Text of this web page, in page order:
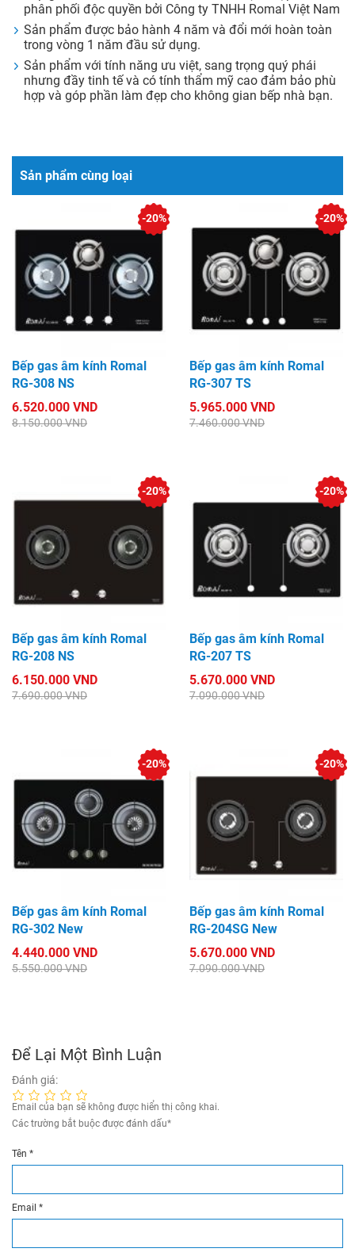
phân phối độc quyền bởi Công ty TNHH Romal Việt Nam
Sản phẩm được bảo hành 4 năm và đổi mới hoàn toàn
trong vòng 1 năm đầu sử dụng.
Sản phẩm với tính năng ưu việt, sang trọng quý phái
nhưng đầy tinh tế và có tính thẩm mỹ cao đảm bảo phù
hợp và góp phần làm đẹp cho không gian bếp nhà bạn.
Sản phẩm cùng loại
Bếp gas âm kính Romal
RG-308 NS
6.520.000 VND
8.150.000 VND
-20%
Bếp gas âm kính Romal
RG-307 TS
5.965.000 VND
7.460.000 VND
-20%
Bếp gas âm kính Romal
RG-208 NS
6.150.000 VND
7.690.000 VND
-20%
Bếp gas âm kính Romal
RG-207 TS
5.670.000 VND
7.090.000 VND
-20%
Bếp gas âm kính Romal
RG-302 New
4.440.000 VND
5.550.000 VND
-20%
Bếp gas âm kính Romal
RG-204SG New
5.670.000 VND
7.090.000 VND
-20%
Để Lại Một Bình Luận
Đánh giá:
Email của bạn sẽ không được hiển thị công khai.
Các trường bắt buộc được đánh dấu*
Tên *
Email *